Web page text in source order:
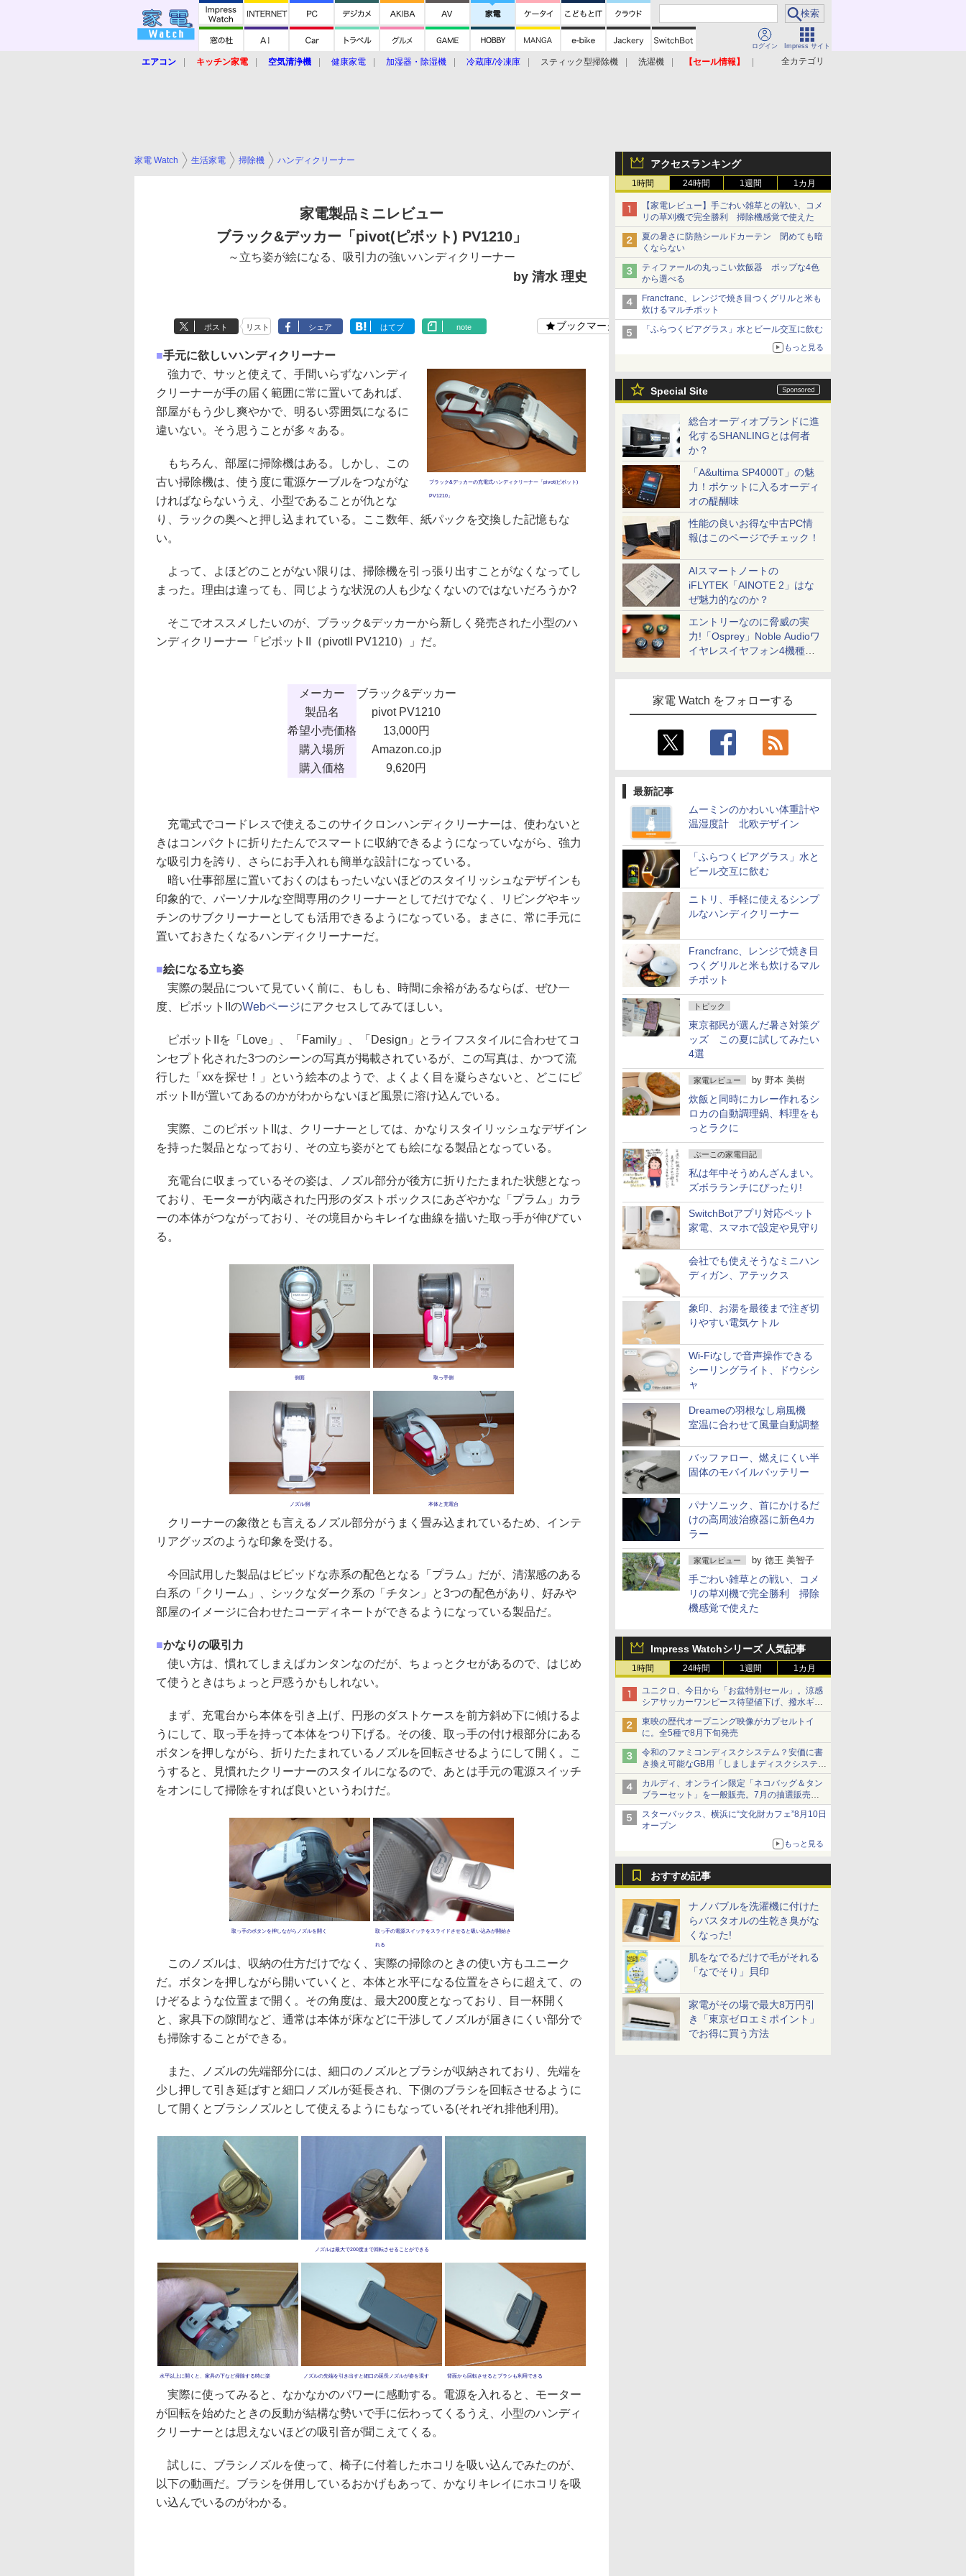
ログイン Impress サイト
全カテゴリ
エアコン キッチン家電 空気清浄機 健康家電 加湿器・除湿機 冷蔵庫/冷凍庫 スティック型掃除機 洗濯機
【セール情報】
アクセスランキング
1時間 24時間 1週間 1カ月
【家電レビュー】手ごわい雑草との戦い、コメ
リの草刈機で完全勝利 掃除機感覚で使えた
夏の暑さに防熱シールドカーテン 閉めても暗
くならない
ティファールの丸っこい炊飯器 ポップな4色
から選べる
Francfranc、レンジで焼き目つくグリルと米も
炊けるマルチポット
「ふらつくビアグラス」水とビール交互に飲む
もっと見る
Special Site
総合オーディオブランドに進
化するSHANLINGとは何者
か？
「A&ultima SP4000T」の魅
力！ポケットに入るオーディ
オの醍醐味
性能の良いお得な中古PC情
報はこのページでチェック！
AIスマートノートの
iFLYTEK「AINOTE 2」はな
ぜ魅力的なのか？
エントリーなのに脅威の実
力!「Osprey」Noble Audioワ
イヤレスイヤフォン4機種を
家電 Watch をフォローする
最新記事
ムーミンのかわいい体重計や
温湿度計 北欧デザイン
「ふらつくビアグラス」水と
ビール交互に飲む
ニトリ、手軽に使えるシンプ
ルなハンディクリーナー
Francfranc、レンジで焼き目
つくグリルと米も炊けるマル
チポット
トピック
東京都民が選んだ暑さ対策グ
ッズ この夏に試してみたい
4選
家電レビュー by 野本 美樹
炊飯と同時にカレー作れるシ
ロカの自動調理鍋、料理をも
っとラクに
ぷーこの家電日記
私は年中そうめんざんまい。
ズボラランチにぴったり!
SwitchBotアプリ対応ペット
家電、スマホで設定や見守り
会社でも使えそうなミニハン
ディガン、アテックス
象印、お湯を最後まで注ぎ切
りやすい電気ケトル
Wi-Fiなしで音声操作できる
シーリングライト、ドウシシ
ャ
Dreameの羽根なし扇風機
室温に合わせて風量自動調整
バッファロー、燃えにくい半
固体のモバイルバッテリー
パナソニック、首にかけるだ
けの高周波治療器に新色4カ
ラー
家電レビュー by 徳王 美智子
手ごわい雑草との戦い、コメ
リの草刈機で完全勝利 掃除
機感覚で使えた
Impress Watchシリーズ 人気記事
1時間 24時間 1週間 1カ月
ユニクロ、今日から「お盆特別セール」。涼感
シアサッカーワンピース待望値下げ、撥水ギア
ショーツは1990円に
東映の歴代オープニング映像がカプセルトイ
に。全5種で8月下旬発売
令和のファミコンディスクシステム？安価に書
き換え可能なGB用「しましまディスクシステ
ム」
カルディ、オンライン限定「ネコバッグ＆タン
ブラーセット」を一般販売。7月の抽選販売の
当選無効分
スターバックス、横浜に“文化財カフェ”8月10日
オープン
もっと見る
おすすめ記事
ナノバブルを洗濯機に付けた
らバスタオルの生乾き臭がな
くなった!
肌をなでるだけで毛がそれる
「なでそり」貝印
家電がその場で最大8万円引
き「東京ゼロエミポイント」
でお得に買う方法
家電 Watch 生活家電 掃除機 ハンディクリーナー
家電製品ミニレビュー
ブラック&デッカー「pivot(ピボット) PV1210」
～立ち姿が絵になる、吸引力の強いハンディクリーナー
by 清水 理史
ポスト リスト シェア はてブ note ブックマーク
■手元に欲しいハンディクリーナー
ブラック&デッカーの充電式ハンディクリーナー「pivot(ピボット)
PV1210」
強力で、サッと使えて、手間いらずなハンディ
クリーナーが手の届く範囲に常に置いてあれば、
部屋がもう少し爽やかで、明るい雰囲気になるに
違いない。そう思うことが多々ある。
もちろん、部屋に掃除機はある。しかし、この
古い掃除機は、使う度に電源ケーブルをつながな
ければならないうえ、小型であることが仇とな
り、ラックの奥へと押し込まれている。ここ数年、紙パックを交換した記憶もな
い。
よって、よほどのことがない限りは、掃除機を引っ張り出すことがなくなってし
まった。理由は違っても、同じような状況の人も少なくないのではないだろうか?
そこでオススメしたいのが、ブラック&デッカーから新しく発売された小型のハ
ンディクリーナー「ピボットII（pivotII PV1210）」だ。
メーカー
ブラック&デッカー
製品名
pivot PV1210
希望小売価格
13,000円
購入場所
Amazon.co.jp
購入価格
9,620円
充電式でコードレスで使えるこのサイクロンハンディクリーナーは、使わないと
きはコンパクトに折りたたんでスマートに収納できるようになっていながら、強力
な吸引力を誇り、さらにお手入れも簡単な設計になっている。
暗い仕事部屋に置いておくのはもったいないほどのスタイリッシュなデザインも
印象的で、パーソナルな空間専用のクリーナーとしてだけでなく、リビングやキッ
チンのサブクリーナーとしても活用できるようになっている。まさに、常に手元に
置いておきたくなるハンディクリーナーだ。
■絵になる立ち姿
実際の製品について見ていく前に、もしも、時間に余裕があるならば、ぜひ一
度、ピボットIIのWebページにアクセスしてみてほしい。
ピボットIIを「Love」、「Family」、「Design」とライフスタイルに合わせてコ
ンセプト化された3つのシーンの写真が掲載されているが、この写真は、かつて流
行した「xxを探せ！」という絵本のようで、よくよく目を凝らさないと、どこにピ
ボットIIが置いてあるのかがわからないほど風景に溶け込んでいる。
実際、このピボットIIは、クリーナーとしては、かなりスタイリッシュなデザイン
を持った製品となっており、その立ち姿がとても絵になる製品となっている。
充電台に収まっているその姿は、ノズル部分が後方に折りたたまれた状態となっ
ており、モーターが内蔵された円形のダストボックスにあざやかな「プラム」カラ
ーの本体がつながっており、その境目からキレイな曲線を描いた取っ手が伸びてい
る。
側面 取っ手側
ノズル側 本体と充電台
クリーナーの象徴とも言えるノズル部分がうまく畳み込まれているため、インテ
リアグッズのような印象を受ける。
今回試用した製品はビビッドな赤系の配色となる「プラム」だが、清潔感のある
白系の「クリーム」、シックなダーク系の「チタン」と3つの配色があり、好みや
部屋のイメージに合わせたコーディネートができるようになっている製品だ。
■かなりの吸引力
使い方は、慣れてしまえばカンタンなのだが、ちょっとクセがあるので、はじめ
て使うときはちょっと戸惑うかもしれない。
まず、充電台から本体を引き上げ、円形のダストケースを前方斜め下に傾けるよ
うにして、取っ手を持って本体をつり下げる。その後、取っ手の付け根部分にある
ボタンを押しながら、折りたたまれているノズルを回転させるようにして開く。こ
うすると、見慣れたクリーナーのスタイルになるので、あとは手元の電源スイッチ
をオンにして掃除をすれば良いというわけだ。
取っ手のボタンを押しながらノズルを開く 取っ手の電源スイッチをスライドさせると吸い込みが開始さ
れる
このノズルは、収納の仕方だけでなく、実際の掃除のときの使い方もユニーク
だ。ボタンを押しながら開いていくと、本体と水平になる位置をさらに超えて、の
けぞるような位置まで開く。その角度は、最大200度となっており、目一杯開く
と、家具下の隙間など、通常は本体が床などに干渉してノズルが届きにくい部分で
も掃除することができる。
また、ノズルの先端部分には、細口のノズルとブラシが収納されており、先端を
少し押して引き延ばすと細口ノズルが延長され、下側のブラシを回転させるように
して開くとブラシノズルとして使えるようにもなっている(それぞれ排他利用)。
ノズルは最大で200度まで回転させることができる
水平以上に開くと、家具の下など掃除する時に楽 ノズルの先端を引き出すと細口の延長ノズルが姿を現す 背面から回転させるとブラシも利用できる
実際に使ってみると、なかなかのパワーに感動する。電源を入れると、モーター
が回転を始めたときの反動が結構な勢いで手に伝わってくるうえ、小型のハンディ
クリーナーとは思えないほどの吸引音が聞こえてくる。
試しに、ブラシノズルを使って、椅子に付着したホコリを吸い込んでみたのが、
以下の動画だ。ブラシを併用しているおかげもあって、かなりキレイにホコリを吸
い込んでいるのがわかる。